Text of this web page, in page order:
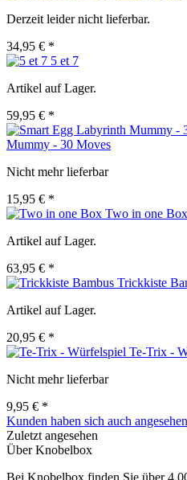
Derzeit leider nicht lieferbar.
34,95 € *
5 et 7
Artikel auf Lager.
59,95 € *
Mummy - 30 Moves
Nicht mehr lieferbar
15,95 € *
Two in one Box
Artikel auf Lager.
63,95 € *
Trickkiste
Artikel auf Lager.
20,95 € *
Te-Trix -
Nicht mehr lieferbar
9,95 € *
Kunden haben sich auch angesehen
Zuletzt angesehen
Über Knobelbox